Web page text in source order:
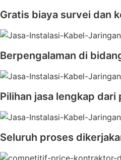
Gratis biaya survei dan
Berpengalaman di
Pilihan jasa lengkap
Seluruh proses